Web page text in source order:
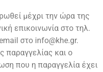
μέχρι την ώρα της
επικοινωνία στο τηλ.
στο info@khe.gr.
παραγγελίας και ο
που η παραγγελία έχει